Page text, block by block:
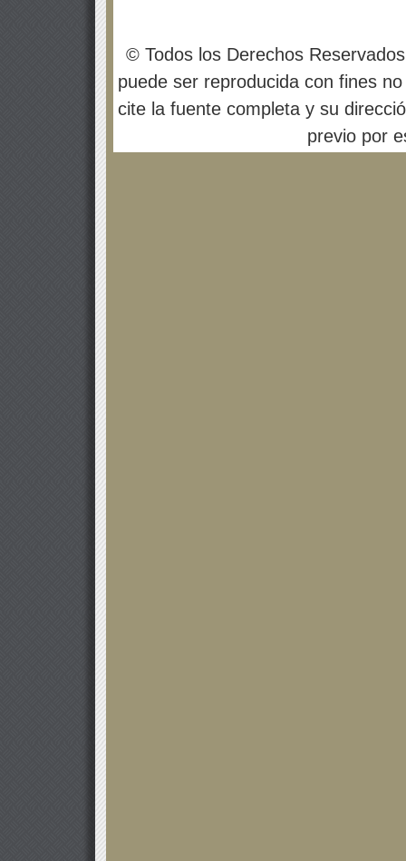
© Todos los Derechos
puede ser reproducida con fines
cite la fuente completa y su
previo por